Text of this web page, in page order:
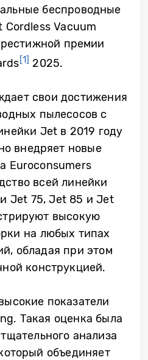
беспроводные
Vacuum
премии
[1] 2025.
свои достижения
пылесосов с
Jet в 2019 году
внедряет новые
Euroconsumers
всей линейки
Jet 75, Jet 85 и Jet
высокую
на любых типах
обладая при этом
конструкцией.
показатели
Такая оценка была
анализа
объединяет